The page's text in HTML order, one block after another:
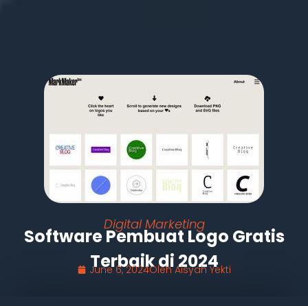
Digital Marketing
Software Pembuat Logo Gratis
Terbaik di 2024
June 6, 2024OlehAisyah Yekti